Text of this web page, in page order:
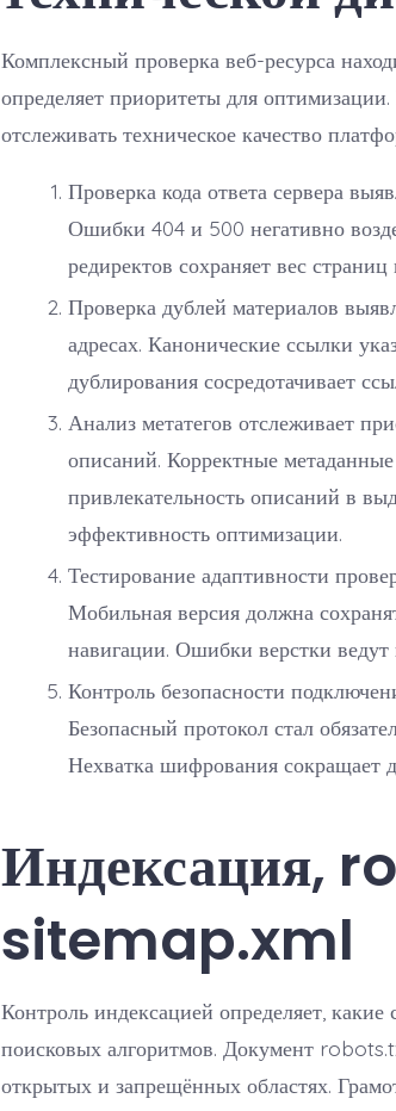
Комплексный проверка веб-ресурса
определяет приоритеты для
отслеживать техническое качество
Проверка кода ответа сервера
Ошибки 404 и 500 негативно
редиректов сохраняет вес
Проверка дублей материалов
адресах. Канонические ссылки
дублирования сосредотачивает
Анализ метатегов отслеживает
описаний. Корректные
привлекательность описаний в
эффективность оптимизации.
Тестирование адаптивности
Мобильная версия должна
навигации. Ошибки верстки ведут
Контроль безопасности
Безопасный протокол стал
Нехватка шифрования сокращает
Индексация,
sitemap.xml
Контроль индексацией определяет,
поисковых алгоритмов. Документ
открытых и запрещённых областях.